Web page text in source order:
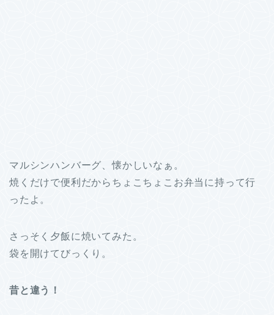
マルシンハンバーグ、懐かしいなぁ。
焼くだけで便利だからちょこちょこお弁当に持って行
ったよ。
さっそく夕飯に焼いてみた。
袋を開けてびっくり。
昔と違う！